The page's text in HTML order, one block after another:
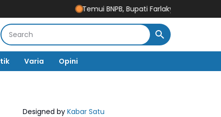
Temui BNPB, Bupati Farlaky Minta Percepatan
Varia Opini
Designed by Kabar Satu